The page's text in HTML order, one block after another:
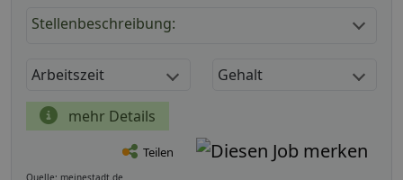
Stellenbeschreibung:
Arbeitszeit Gehalt
mehr Details
Teilen